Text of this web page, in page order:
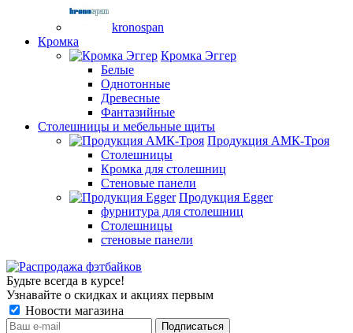
kronospan
Кромка
Кромка Эггер
Белые
Однотонные
Древесные
Фантазийные
Столешницы и мебельные щиты
Продукция АМК-Троя
Столешницы
Кромка для столешниц
Стеновые панели
Продукция Egger
фурнитура для столешниц
Столешницы
стеновые панели
Будьте всегда в курсе!
Узнавайте о скидках и акциях первым
Новости магазина